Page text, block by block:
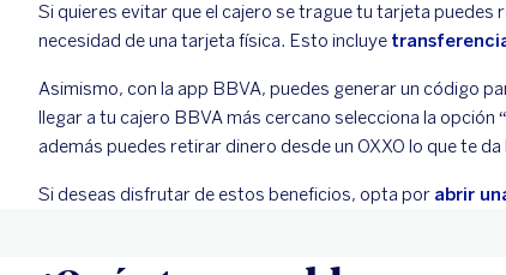
Si quieres evitar que el cajero se trague tu tarjeta
necesidad de una tarjeta física. Esto incluye
Asimismo, con la app BBVA, puedes generar un código
llegar a tu cajero BBVA más cercano selecciona la
además puedes retirar dinero desde un OXXO lo que te
Si deseas disfrutar de estos beneficios, opta por abrir